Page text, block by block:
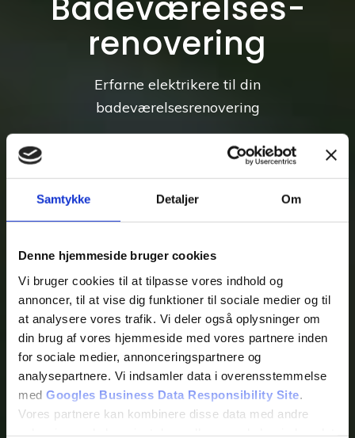
Samtykke Detaljer Om
Denne hjemmeside bruger cookies
Vi bruger cookies til at tilpasse vores indhold og
annoncer, til at vise dig funktioner til sociale medier og til
at analysere vores trafik. Vi deler også oplysninger om
din brug af vores hjemmeside med vores partnere inden
for sociale medier, annonceringspartnere og
analysepartnere. Vi indsamler data i overensstemmelse
med Googles Business Data Responsibility Site
Vores partnere kan kombinere disse data med andre
renovering
Erfarne elektrikere til din
badeværelsesrenovering
21 90 99 60